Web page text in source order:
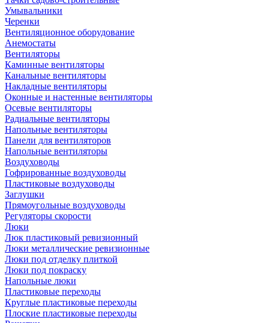
Умывальники
Черенки
Вентиляционное оборудование
Анемостаты
Вентиляторы
Каминные вентиляторы
Канальные вентиляторы
Накладные вентиляторы
Оконные и настенные вентиляторы
Осевые вентиляторы
Радиальные вентиляторы
Напольные вентиляторы
Панели для вентиляторов
Напольные вентиляторы
Воздуховоды
Гофрированные воздуховоды
Пластиковые воздуховоды
Заглушки
Прямоугольные воздуховоды
Регуляторы скорости
Люки
Люк пластиковый ревизионный
Люки металлические ревизионные
Люки под отделку плиткой
Люки под покраску
Напольные люки
Пластиковые переходы
Круглые пластиковые переходы
Плоские пластиковые переходы